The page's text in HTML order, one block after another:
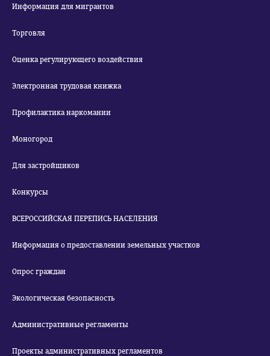
Информация для мигрантов
Торговля
Оценка регулирующего воздействия
Электронная трудовая книжка
Профилактика наркомании
Моногород
Для застройщиков
Конкурсы
ВСЕРОССИЙСКАЯ ПЕРЕПИСЬ НАСЕЛЕНИЯ
Информация о предоставлении земельных участков
Опрос граждан
Экологическая безопасность
Административные регламенты
Проекты административных регламентов